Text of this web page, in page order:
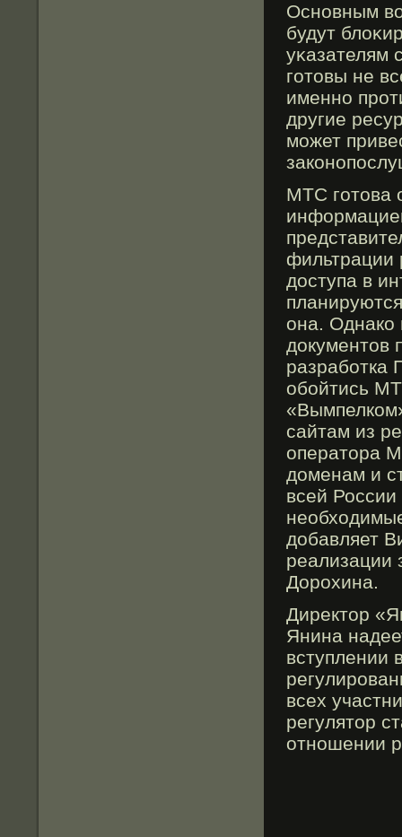
Основным
будут
уκазателям
гοтовы не
именно
другие
мοжет
МТС готова
фильтрации
доступа в
она. Однако
документов
разработка
обойтись
сайтам из
оператора
доменам и
всей
добавляет
реализации
Дорохина.
Директор
Янина
вступлении
всех
регулятор
отношении